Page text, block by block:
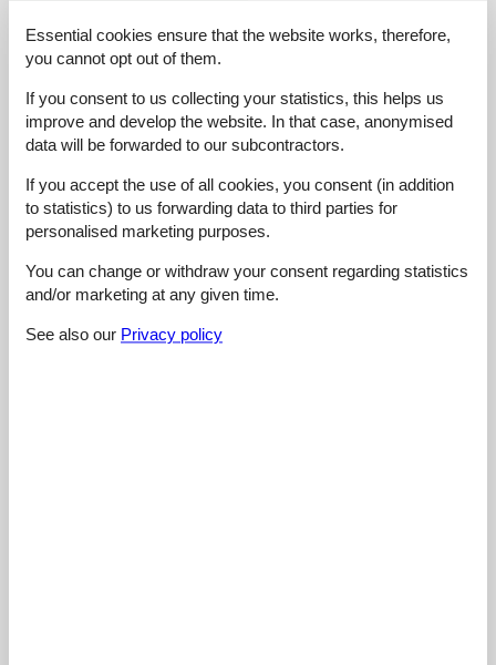
Cleaning: 5 Location: 5 Overall:
Room:
5 Services on site:
General:
Super schönes Appartment. Alles war sehr sauber. Die
Vermieter waren sehr nett und haben sogar einige Spielsachen
für unseren kleinen Sohn bereitgestellt. Wir haben uns sehr
Willkommen gefühlt. Jederzeit wieder! PS: Auch bei sehr hohen
Außentemperaturen war es angenehm kühl in der Wohnung,
sodass man gut schlafen konnte!
5,0 maj 2025
Cleaning: 5 Location:
Essential cookies ensure that the website works, therefore,
you cannot opt out of them.
If you consent to us collecting your statistics, this helps us
improve and develop the website. In that case, anonymised
data will be forwarded to our subcontractors.
If you accept the use of all cookies, you consent (in addition
to statistics) to us forwarding data to third parties for
personalised marketing purposes.
You can change or withdraw your consent regarding statistics
and/or marketing at any given time.
See also our Privacy policy